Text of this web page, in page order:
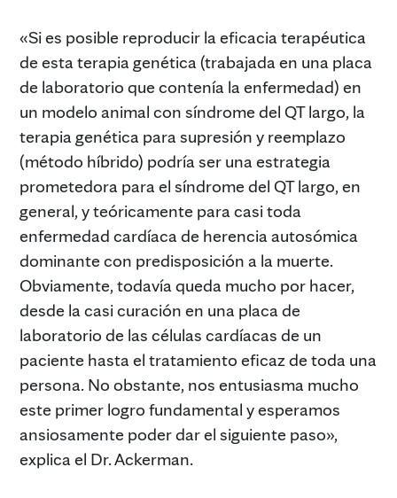
«Si es posible reproducir la eficacia terapéutica
de esta terapia genética (trabajada en una placa
de laboratorio que contenía la enfermedad) en
un modelo animal con síndrome del QT largo, la
terapia genética para supresión y reemplazo
(método híbrido) podría ser una estrategia
prometedora para el síndrome del QT largo, en
general, y teóricamente para casi toda
enfermedad cardíaca de herencia autosómica
dominante con predisposición a la muerte.
Obviamente, todavía queda mucho por hacer,
desde la casi curación en una placa de
laboratorio de las células cardíacas de un
paciente hasta el tratamiento eficaz de toda una
persona. No obstante, nos entusiasma mucho
este primer logro fundamental y esperamos
ansiosamente poder dar el siguiente paso»,
explica el Dr. Ackerman.